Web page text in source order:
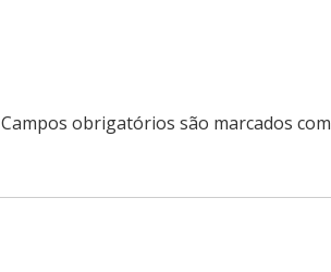
Campos obrigatórios são marcados com